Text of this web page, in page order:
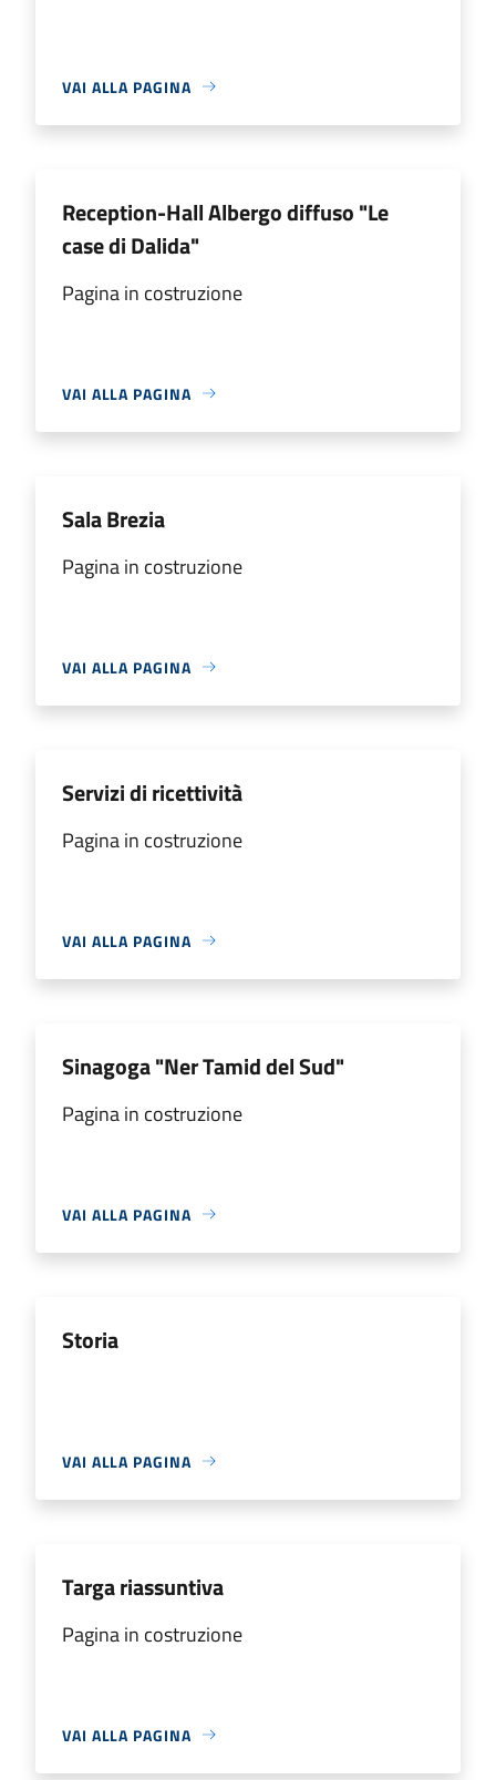
VAI ALLA PAGINA
Reception-Hall Albergo diffuso "Le
case di Dalida"
Pagina in costruzione
VAI ALLA PAGINA
Sala Brezia
Pagina in costruzione
VAI ALLA PAGINA
Servizi di ricettività
Pagina in costruzione
VAI ALLA PAGINA
Sinagoga "Ner Tamid del Sud"
Pagina in costruzione
VAI ALLA PAGINA
Storia
VAI ALLA PAGINA
Targa riassuntiva
Pagina in costruzione
VAI ALLA PAGINA